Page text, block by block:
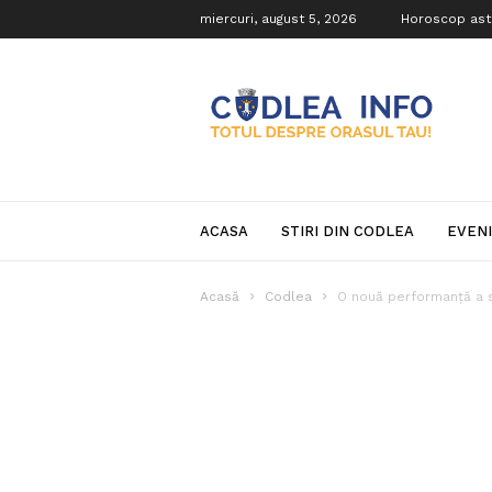
miercuri, august 5, 2026 Horoscop
Info
ACASA STIRI DIN CODLEA
Acasă Codlea O nouă performanță a